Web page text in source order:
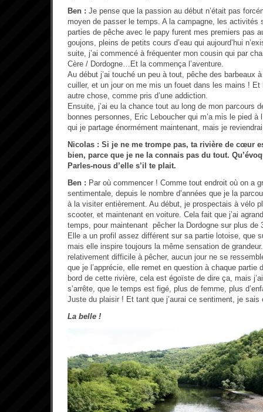
Ben : Je pense que la passion au début n’était pas
moyen de passer le temps. A la campagne, les activités
parties de pêche avec le papy furent mes premiers pas
goujons, pleins de petits cours d’eau qui aujourd’hui
suite, j’ai commencé à fréquenter mon cousin qui par
Cère / Dordogne…Et la commença l’aventure.
Au début j’ai touché un peu à tout, pêche des barbeaux
cuiller, et un jour on me mis un fouet dans les mains ! Et
autre chose, comme pris d’une addiction.
Ensuite, j’ai eu la chance tout au long de mon parcours
bonnes personnes, Eric Leboucher qui m’a mis le pied à
qui je partage énormément maintenant, mais je
Nicolas : Si je ne me trompe pas, ta rivière de cœur
bien, parce que je ne la connais pas du tout.
Parles-nous d’elle s’il te plait.
Ben : Par où commencer ! Comme tout endroit où on a
sentimentale, depuis le nombre d’années que je la
à la visiter entièrement. Au début, je prospectais à vélo
scooter, et maintenant en voiture. Cela fait que j’ai
temps, pour maintenant pêcher la Dordogne sur plus de
Elle a un profil assez différent sur sa partie lotoise, que
mais elle inspire toujours la même sensation de
relativement difficile à pêcher, aucun jour ne se
que je l’apprécie, elle remet en question à chaque partie
bord de cette rivière, cela est égoïste de dire ça, mais
s’arrête, que le temps est figé, plus de femme, plus
Juste du plaisir ! Et tant que j’aurai ce sentiment, je sais
La belle !